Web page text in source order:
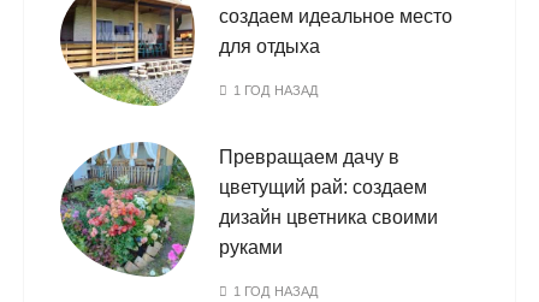
создаем идеальное место
для отдыха
1 ГОД НАЗАД
Превращаем дачу в
цветущий рай: создаем
дизайн цветника своими
руками
1 ГОД НАЗАД